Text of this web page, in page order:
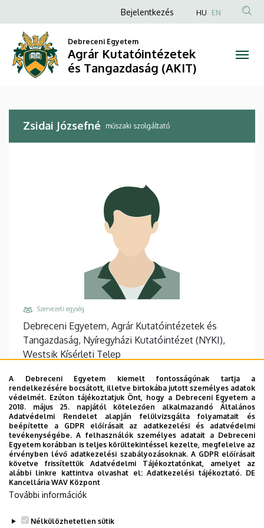
Józsefné
Agrár
Kutatóintézetek
a
tartalomra
Anonim
fiók
menüje
Bejelentkezés HU EN
Debreceni Egyetem
Agrár Kutatóintézetek
és Tangazdaság (AKIT)
Zsidai Józsefné műszaki szolgáltató
Szervezeti egység
Debreceni Egyetem, Agrár Kutatóintézetek és
Tangazdaság, Nyíregyházi Kutatóintézet (NYKI),
Westsik Kísérleti Telep
+36 42 594 300
Email
zsidai.jozsefne@agr.unideb.hu
Cím
4400 Nyíregyháza Westsik Vilmos út 4-6
Épület, emelet, ajtó
NYKI Központi főépület, (Nyíregyháza)
Website
A Debreceni Egyetem kiemelt fontosságúnak tartja a
rendelkezésére bocsátott, illetve birtokába jutott személyes adatok
védelmét. Ezúton tájékoztatjuk Önt, hogy a Debreceni Egyetem a
2018. május 25. napjától kötelezően alkalmazandó Általános
Adatvédelmi Rendelet alapján felülvizsgálta folyamatait és
beépítette a GDPR előírásait az adatkezelési és adatvédelmi
tevékenységébe. A felhasználók személyes adatait a Debreceni
Egyetem korábban is teljes körültekintéssel kezelte, megfelelve az
érvényben lévő adatkezelési szabályozásoknak. A GDPR előírásait
követve frissítettük Adatvédelmi Tájékoztatónkat, amelyet az
alábbi linkre kattintva olvashat el:Adatkezelési tájékoztató. DE
Kancellária WAV Központ
További információk
Nélkülözhetetlen sütik